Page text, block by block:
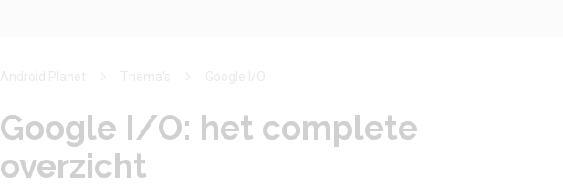
Google I/O: het complete
overzicht